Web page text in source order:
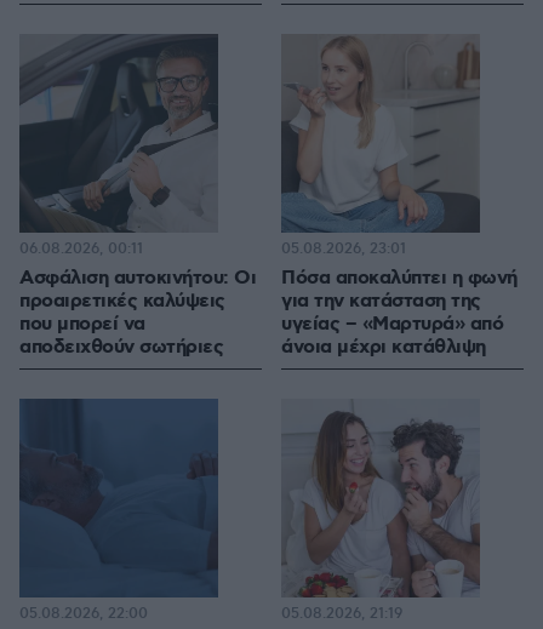
Ασφάλιση αυτοκινήτου: Οι
προαιρετικές καλύψεις
που μπορεί να
αποδειχθούν σωτήριες
06.08.2026, 00:11
Πόσα αποκαλύπτει η φωνή
για την κατάσταση της
υγείας – «Μαρτυρά» από
άνοια μέχρι κατάθλιψη
05.08.2026, 23:01
05.08.2026, 22:00 05.08.2026, 21:19